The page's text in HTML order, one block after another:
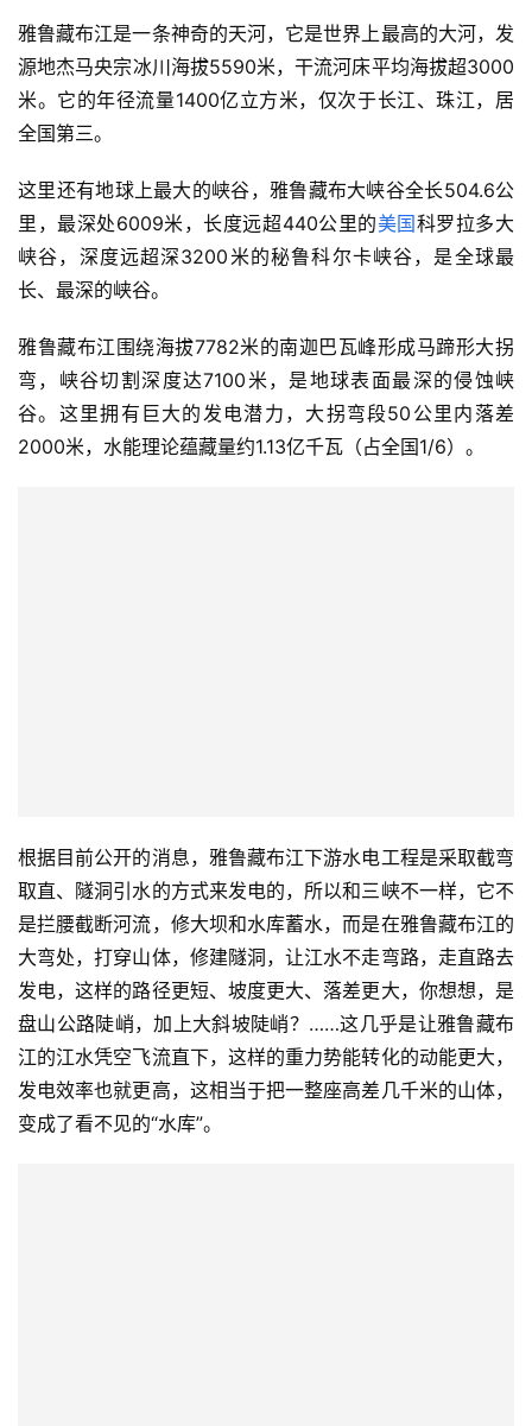
雅鲁藏布江是一条神奇的天河，它是世界上最高的大河，发
源地杰马央宗冰川海拔5590米，干流河床平均海拔超3000
米。它的年径流量1400亿立方米，仅次于长江、珠江，居
全国第三。
这里还有地球上最大的峡谷，雅鲁藏布大峡谷全长504.6公
里，最深处6009米，长度远超440公里的美国科罗拉多大
峡谷，深度远超深3200米的秘鲁科尔卡峡谷，是全球最
长、最深的峡谷。
雅鲁藏布江围绕海拔7782米的南迦巴瓦峰形成马蹄形大拐
弯，峡谷切割深度达7100米，是地球表面最深的侵蚀峡
谷。这里拥有巨大的发电潜力，大拐弯段50公里内落差
2000米，水能理论蕴藏量约1.13亿千瓦（占全国1/6）。
根据目前公开的消息，雅鲁藏布江下游水电工程是采取截弯
取直、隧洞引水的方式来发电的，所以和三峡不一样，它不
是拦腰截断河流，修大坝和水库蓄水，而是在雅鲁藏布江的
大弯处，打穿山体，修建隧洞，让江水不走弯路，走直路去
发电，这样的路径更短、坡度更大、落差更大，你想想，是
盘山公路陡峭，加上大斜坡陡峭？……这几乎是让雅鲁藏布
江的江水凭空飞流直下，这样的重力势能转化的动能更大，
发电效率也就更高，这相当于把一整座高差几千米的山体，
变成了看不见的“水库”。